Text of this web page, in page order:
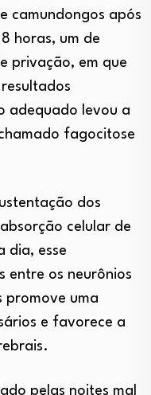
camundongos após
horas, um de
privação, em que
adequado levou a
fagocitose
dos
celular de
dia, esse
entre os neurônios
promove uma
e favorece a
pelas noites mal